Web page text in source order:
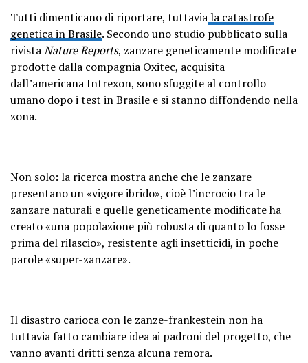
Tutti dimenticano di riportare, tuttaviala catastrofe
genetica in Brasile. Secondo uno studio pubblicato sulla
rivistaNature Reports, zanzare geneticamente modificate
prodotte dalla compagnia Oxitec, acquisita
dall’americana Intrexon, sono sfuggite al controllo
umano dopo i test in Brasile e si stanno diffondendo nella
zona.
Non solo: la ricerca mostra anche che le zanzare
presentano un «vigore ibrido», cioè l’incrocio tra le
zanzare naturali e quelle geneticamente modificate ha
creato «una popolazione più robusta di quanto lo fosse
prima del rilascio», resistente agli insetticidi, in poche
parole «super-zanzare».
Il disastro carioca con le zanze-frankestein non ha
tuttavia fatto cambiare idea ai padroni del progetto, che
vanno avanti dritti senza alcuna remora.